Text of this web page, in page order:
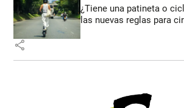
¿Tiene una patineta o
las nuevas reglas para
share